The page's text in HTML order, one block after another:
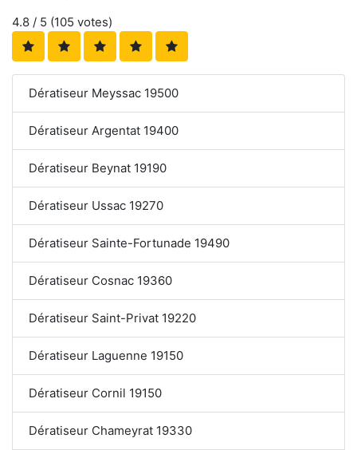
4.8 / 5 (105 votes)
Dératiseur Meyssac 19500
Dératiseur Argentat 19400
Dératiseur Beynat 19190
Dératiseur Ussac 19270
Dératiseur Sainte-Fortunade 19490
Dératiseur Cosnac 19360
Dératiseur Saint-Privat 19220
Dératiseur Laguenne 19150
Dératiseur Cornil 19150
Dératiseur Chameyrat 19330